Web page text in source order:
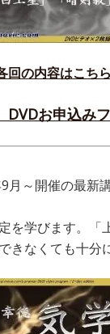
回の内容はこちら
お申込み
～開催の最新講
を学びます。「
きなくても十分